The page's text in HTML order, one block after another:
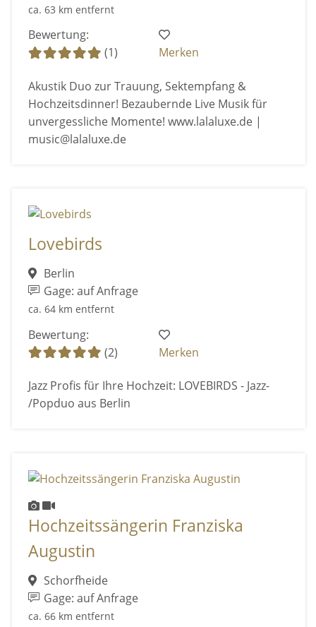
ca. 63 km entfernt
Bewertung:
(1)
Merken
Akustik Duo zur Trauung, Sektempfang &
Hochzeitsdinner! Bezaubernde Live Musik für
unvergessliche Momente! www.lalaluxe.de |
music@lalaluxe.de
Lovebirds
Berlin
Gage: auf Anfrage
ca. 64 km entfernt
Bewertung:
(2)
Merken
Jazz Profis für Ihre Hochzeit: LOVEBIRDS - Jazz-
/Popduo aus Berlin
Hochzeitssängerin Franziska
Augustin
Schorfheide
Gage: auf Anfrage
ca. 66 km entfernt